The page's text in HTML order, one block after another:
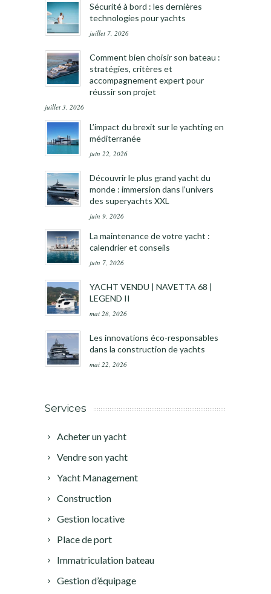
Sécurité à bord : les dernières
technologies pour yachts
juillet 7, 2026
Comment bien choisir son bateau :
stratégies, critères et
accompagnement expert pour
réussir son projet
juillet 3, 2026
L’impact du brexit sur le yachting en
méditerranée
juin 22, 2026
Découvrir le plus grand yacht du
monde : immersion dans l’univers
des superyachts XXL
juin 9, 2026
La maintenance de votre yacht :
calendrier et conseils
juin 7, 2026
YACHT VENDU | NAVETTA 68 |
LEGEND II
mai 28, 2026
Les innovations éco-responsables
dans la construction de yachts
mai 22, 2026
Services
Acheter un yacht
Vendre son yacht
Yacht Management
Construction
Gestion locative
Place de port
Immatriculation bateau
Gestion d’équipage